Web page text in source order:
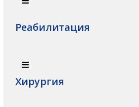
Реабилитация
Хирургия